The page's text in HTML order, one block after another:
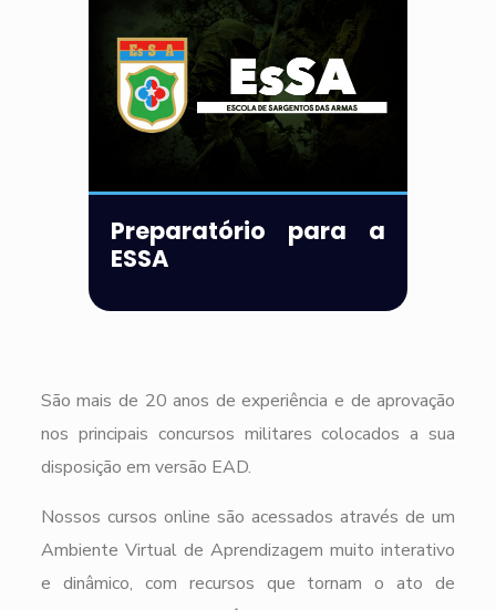
Preparatório para a
ESSA
São mais de 20 anos de experiência e de aprovação
nos principais concursos militares colocados a sua
disposição em versão EAD.
Nossos cursos online são acessados através de um
Ambiente Virtual de Aprendizagem muito interativo
e dinâmico, com recursos que tornam o ato de